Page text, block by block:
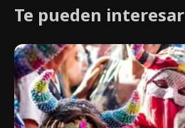
Te pueden interesar